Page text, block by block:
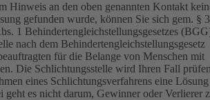
Hinweis an den oben genannten Kontakt
gefunden wurde, können Sie sich gem. §
1 Behindertengleichstellungsgesetzes
nach dem Behindertengleichstellungsgesetz
für die Belange von Menschen mit
Die Schlichtungsstelle wird Ihren Fall
eines Schlichtungsverfahrens eine Lösung
geht es nicht darum, Gewinner oder Verlierer